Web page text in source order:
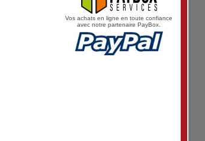
Vos achats en ligne en toute confiance
avec notre partenaire PayBox.